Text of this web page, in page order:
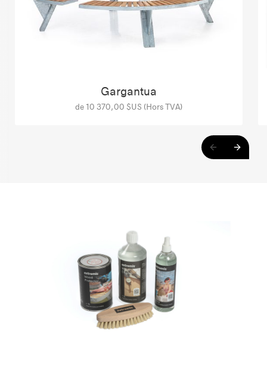
Gargantua
de 10 370,00 $US (Hors TVA)